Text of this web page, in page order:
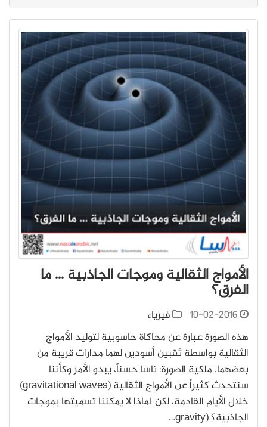
الأمواج الثقالية وموجات الجاذبية ... ما
الفرق؟
10-02-2016
فيزياء
هذه الصورة عبارة عن محاكاة حاسوبية لتوليد الأمواج
الثقالية بواسطة ثقبين أسودين لهما مدارات قريبة من
بعضهما. ملكية الصورة: ناسا حسناً، يبدو الأمر وكأننا
سنتحدث كثيراً عن الأمواج الثقالية (gravitational waves)
خلال الأيام القادمة، لكن لماذا لا يمكننا تسميتها بموجات
الجاذبية؟ (gravity…